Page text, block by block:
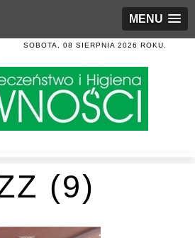
MENU
SOBOTA, 08 SIERPNIA 2026 ROKU.
(9)